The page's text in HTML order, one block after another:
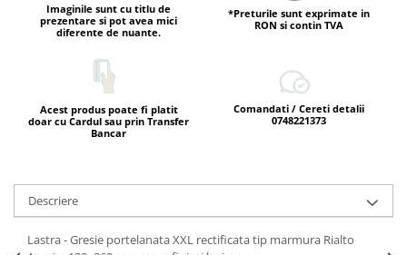
Imaginile sunt cu titlu de
prezentare si pot avea mici
diferente de nuante.
*Preturile sunt exprimate in
RON si contin TVA
Acest produs poate fi platit
doar cu Cardul sau prin Transfer
Bancar
Comandati / Cereti detalii
0748221373
Descriere
Lastra - Gresie portelanata XXL rectificata tip marmura Rialto